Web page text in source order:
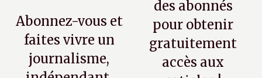
Abonnez-vous et
faites vivre un
journalisme,
des abonnés
pour obtenir
gratuitement
accès aux